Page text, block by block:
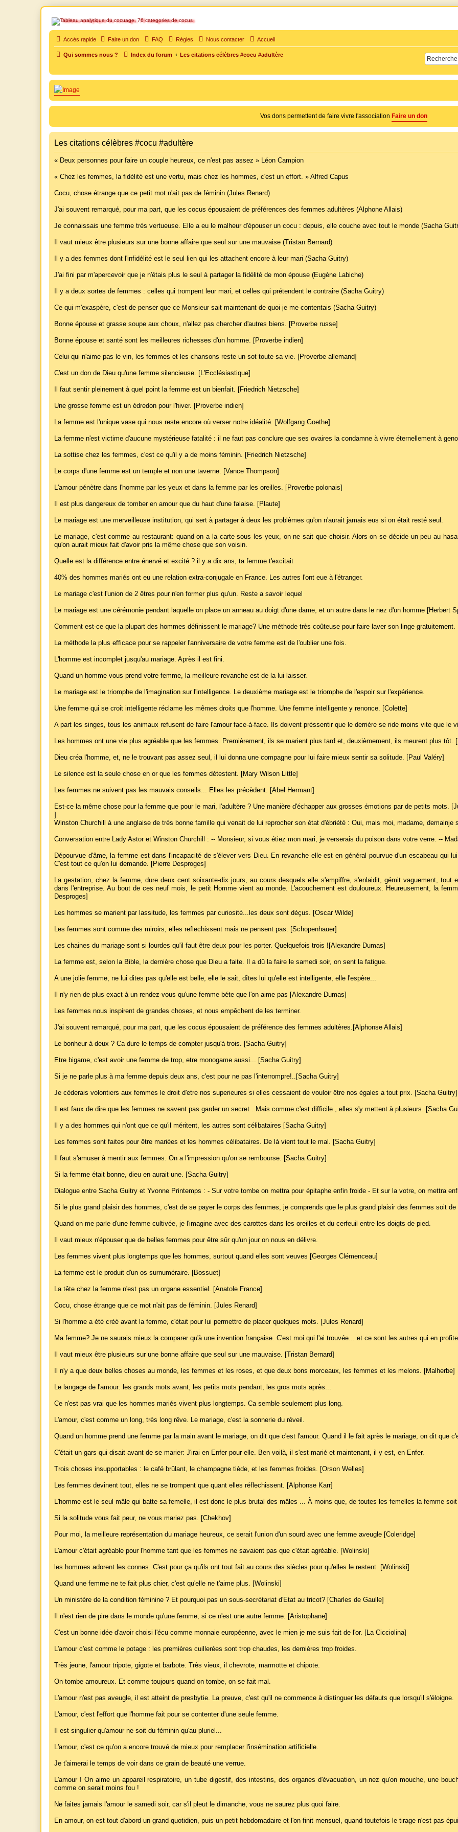
SOS cocu
SOS cocu est une association loi 1901 dont l'objet est le soutien aux victimes d'adultère. Pouvoir parler, se confier, recevoir un soutien moral pour traverser une
Accès rapide Faire un don FAQ Règles Nous contacter Accueil
Qui sommes nous ? Index du forum Les citations célèbres #cocu #adultère
Vos dons permettent de faire vivre l'association Faire un don
Les citations célèbres #cocu #adultère
« Deux personnes pour faire un couple heureux, ce n'est pas assez » Léon Campion
« Chez les femmes, la fidélité est une vertu, mais chez les hommes, c'est un effort. » Alfred Capus
Cocu, chose étrange que ce petit mot n'ait pas de féminin (Jules Renard)
J'ai souvent remarqué, pour ma part, que les cocus épousaient de préférences des femmes adultères (Alphone Allais)
Je connaissais une femme très vertueuse. Elle a eu le malheur d'épouser un cocu : depuis, elle couche avec tout le monde (Sacha
Il vaut mieux être plusieurs sur une bonne affaire que seul sur une mauvaise (Tristan Bernard)
Il y a des femmes dont l'infidélité est le seul lien qui les attachent encore à leur mari (Sacha Guitry)
J'ai fini par m'apercevoir que je n'étais plus le seul à partager la fidélité de mon épouse (Eugène Labiche)
Il y a deux sortes de femmes : celles qui trompent leur mari, et celles qui prétendent le contraire (Sacha Guitry)
Ce qui m'exaspère, c'est de penser que ce Monsieur sait maintenant de quoi je me contentais (Sacha Guitry)
Bonne épouse et grasse soupe aux choux, n'allez pas chercher d'autres biens. [Proverbe russe]
Bonne épouse et santé sont les meilleures richesses d'un homme. [Proverbe indien]
Celui qui n'aime pas le vin, les femmes et les chansons reste un sot toute sa vie. [Proverbe allemand]
C'est un don de Dieu qu'une femme silencieuse. [L'Ecclésiastique]
Il faut sentir pleinement à quel point la femme est un bienfait. [Friedrich Nietzsche]
Une grosse femme est un édredon pour l'hiver. [Proverbe indien]
La femme est l'unique vase qui nous reste encore où verser notre idéalité. [Wolfgang Goethe]
La femme n'est victime d'aucune mystérieuse fatalité : il ne faut pas conclure que ses ovaires la condamne à vivre éternellement à
La sottise chez les femmes, c'est ce qu'il y a de moins féminin. [Friedrich Nietzsche]
Le corps d'une femme est un temple et non une taverne. [Vance Thompson]
L'amour pénètre dans l'homme par les yeux et dans la femme par les oreilles. [Proverbe polonais]
Il est plus dangereux de tomber en amour que du haut d'une falaise. [Plaute]
Le mariage est une merveilleuse institution, qui sert à partager à deux les problèmes qu'on n'aurait jamais eus si on était resté seul.
Le mariage, c'est comme au restaurant: quand on a la carte sous les yeux, on ne sait que choisir. Alors on se décide un peu au
qu'on aurait mieux fait d'avoir pris la même chose que son voisin.
Quelle est la différence entre énervé et excité ? il y a dix ans, ta femme t'excitait
40% des hommes mariés ont eu une relation extra-conjugale en France. Les autres l'ont eue à l'étranger.
Le mariage c'est l'union de 2 êtres pour n'en former plus qu'un. Reste a savoir lequel
Le mariage est une cérémonie pendant laquelle on place un anneau au doigt d'une dame, et un autre dans le nez d'un homme [Herbert
Comment est-ce que la plupart des hommes définissent le mariage? Une méthode très coûteuse pour faire laver son linge gratuitement.
La méthode la plus efficace pour se rappeler l'anniversaire de votre femme est de l'oublier une fois.
L'homme est incomplet jusqu'au mariage. Après il est fini.
Quand un homme vous prend votre femme, la meilleure revanche est de la lui laisser.
Le mariage est le triomphe de l'imagination sur l'intelligence. Le deuxième mariage est le triomphe de l'espoir sur l'expérience.
Une femme qui se croit intelligente réclame les mêmes droits que l'homme. Une femme intelligente y renonce. [Colette]
A part les singes, tous les animaux refusent de faire l'amour face-à-face. Ils doivent préssentir que le derrière se ride moins vite que le
Les hommes ont une vie plus agréable que les femmes. Premièrement, ils se marient plus tard et, deuxièmement, ils meurent plus tôt.
Dieu créa l'homme, et, ne le trouvant pas assez seul, il lui donna une compagne pour lui faire mieux sentir sa solitude. [Paul Valéry]
Le silence est la seule chose en or que les femmes détestent. [Mary Wilson Little]
Les femmes ne suivent pas les mauvais conseils... Elles les précèdent. [Abel Hermant]
Est-ce la même chose pour la femme que pour le mari, l'adultère ? Une manière d'échapper aux grosses émotions par de petits mots.
Winston Churchill à une anglaise de très bonne famille qui venait de lui reprocher son état d'ébriété : Oui, mais moi, madame,
Conversation entre Lady Astor et Winston Churchill : -- Monsieur, si vous étiez mon mari, je verserais du poison dans votre verre. --
Dépourvue d'âme, la femme est dans l'incapacité de s'élever vers Dieu. En revanche elle est en général pourvue d'un escabeau qui
C'est tout ce qu'on lui demande. [Pierre Desproges]
La gestation, chez la femme, dure deux cent soixante-dix jours, au cours desquels elle s'empiffre, s'enlaidit, gémit vaguement, tout
dans l'entreprise. Au bout de ces neuf mois, le petit Homme vient au monde. L'acouchement est douloureux. Heureusement, la
Desproges]
Les hommes se marient par lassitude, les femmes par curiosité...les deux sont déçus. [Oscar Wilde]
Les femmes sont comme des miroirs, elles reflechissent mais ne pensent pas. [Schopenhauer]
Les chaines du mariage sont si lourdes qu'il faut être deux pour les porter. Quelquefois trois ![Alexandre Dumas]
La femme est, selon la Bible, la dernière chose que Dieu a faite. Il a dû la faire le samedi soir, on sent la fatigue.
A une jolie femme, ne lui dites pas qu'elle est belle, elle le sait, dîtes lui qu'elle est intelligente, elle l'espère...
Il n'y rien de plus exact à un rendez-vous qu'une femme béte que l'on aime pas [Alexandre Dumas]
Les femmes nous inspirent de grandes choses, et nous empêchent de les terminer.
J'ai souvent remarqué, pour ma part, que les cocus épousaient de préférence des femmes adultères.[Alphonse Allais]
Le bonheur à deux ? Ca dure le temps de compter jusqu'à trois. [Sacha Guitry]
Etre bigame, c'est avoir une femme de trop, etre monogame aussi... [Sacha Guitry]
Si je ne parle plus à ma femme depuis deux ans, c'est pour ne pas l'interrompre!..[Sacha Guitry]
Je cèderais volontiers aux femmes le droit d'etre nos superieures si elles cessaient de vouloir être nos égales a tout prix. [Sacha Guitry]
Il est faux de dire que les femmes ne savent pas garder un secret . Mais comme c'est difficile , elles s'y mettent à plusieurs. [Sacha
Il y a des hommes qui n'ont que ce qu'il méritent, les autres sont célibataires [Sacha Guitry]
Les femmes sont faites pour être mariées et les hommes célibataires. De là vient tout le mal. [Sacha Guitry]
Il faut s'amuser à mentir aux femmes. On a l'impression qu'on se rembourse. [Sacha Guitry]
Si la femme était bonne, dieu en aurait une. [Sacha Guitry]
Dialogue entre Sacha Guitry et Yvonne Printemps : - Sur votre tombe on mettra pour épitaphe enfin froide - Et sur la votre, on mettra
Si le plus grand plaisir des hommes, c'est de se payer le corps des femmes, je comprends que le plus grand plaisir des femmes soit
Quand on me parle d'une femme cultivée, je l'imagine avec des carottes dans les oreilles et du cerfeuil entre les doigts de pied.
Il vaut mieux n'épouser que de belles femmes pour être sûr qu'un jour on nous en délivre.
Les femmes vivent plus longtemps que les hommes, surtout quand elles sont veuves [Georges Clémenceau]
La femme est le produit d'un os surnuméraire. [Bossuet]
La tête chez la femme n'est pas un organe essentiel. [Anatole France]
Cocu, chose étrange que ce mot n'ait pas de féminin. [Jules Renard]
Si l'homme a été créé avant la femme, c'était pour lui permettre de placer quelques mots. [Jules Renard]
Ma femme? Je ne saurais mieux la comparer qu'à une invention française. C'est moi qui l'ai trouvée... et ce sont les autres qui en
Il vaut mieux être plusieurs sur une bonne affaire que seul sur une mauvaise. [Tristan Bernard]
Il n'y a que deux belles choses au monde, les femmes et les roses, et que deux bons morceaux, les femmes et les melons. [Malherbe]
Le langage de l'amour: les grands mots avant, les petits mots pendant, les gros mots après...
Ce n'est pas vrai que les hommes mariés vivent plus longtemps. Ca semble seulement plus long.
L'amour, c'est comme un long, très long rêve. Le mariage, c'est la sonnerie du réveil.
Quand un homme prend une femme par la main avant le mariage, on dit que c'est l'amour. Quand il le fait après le mariage, on dit que
C'était un gars qui disait avant de se marier: J'irai en Enfer pour elle. Ben voilà, il s'est marié et maintenant, il y est, en Enfer.
Trois choses insupportables : le café brûlant, le champagne tiède, et les femmes froides. [Orson Welles]
Les femmes devinent tout, elles ne se trompent que quant elles réflechissent. [Alphonse Karr]
L'homme est le seul mâle qui batte sa femelle, il est donc le plus brutal des mâles ... À moins que, de toutes les femelles la femme
Si la solitude vous fait peur, ne vous mariez pas. [Chekhov]
Pour moi, la meilleure représentation du mariage heureux, ce serait l'union d'un sourd avec une femme aveugle [Coleridge]
L'amour c'était agréable pour l'homme tant que les femmes ne savaient pas que c'était agréable. [Wolinski]
les hommes adorent les connes. C'est pour ça qu'ils ont tout fait au cours des siècles pour qu'elles le restent. [Wolinski]
Quand une femme ne te fait plus chier, c'est qu'elle ne t'aime plus. [Wolinski]
Un ministère de la condition féminine ? Et pourquoi pas un sous-secrétariat d'Etat au tricot? [Charles de Gaulle]
Il n'est rien de pire dans le monde qu'une femme, si ce n'est une autre femme. [Aristophane]
C'est un bonne idée d'avoir choisi l'écu comme monnaie européenne, avec le mien je me suis fait de l'or. [La Cicciolina]
L'amour c'est comme le potage : les premières cuillerées sont trop chaudes, les dernières trop froides.
Très jeune, l'amour tripote, gigote et barbote. Très vieux, il chevrote, marmotte et chipote.
On tombe amoureux. Et comme toujours quand on tombe, on se fait mal.
L'amour n'est pas aveugle, il est atteint de presbytie. La preuve, c'est qu'il ne commence à distinguer les défauts que lorsqu'il s'éloigne.
L'amour, c'est l'effort que l'homme fait pour se contenter d'une seule femme.
Il est singulier qu'amour ne soit du féminin qu'au pluriel...
L'amour, c'est ce qu'on a encore trouvé de mieux pour remplacer l'insémination artificielle.
Je t'aimerai le temps de voir dans ce grain de beauté une verrue.
L'amour ! On aime un appareil respiratoire, un tube digestif, des intestins, des organes d'évacuation, un nez qu'on mouche, une
comme on serait moins fou !
Ne faites jamais l'amour le samedi soir, car s'il pleut le dimanche, vous ne saurez plus quoi faire.
En amour, on est tout d'abord un grand quotidien, puis un petit hebdomadaire et l'on finit mensuel, quand toutefois le tirage n'est pas